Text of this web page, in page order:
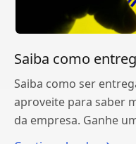
Saiba como
Saiba como ser
aproveite para saber
da empresa. Ganhe